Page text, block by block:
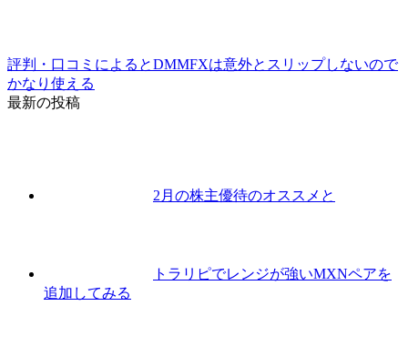
評判・口コミによるとDMMFXは意外とスリップしないので
かなり使える
最新の投稿
2月の株主優待のオススメと
トラリピでレンジが強いMXNペアを
追加してみる